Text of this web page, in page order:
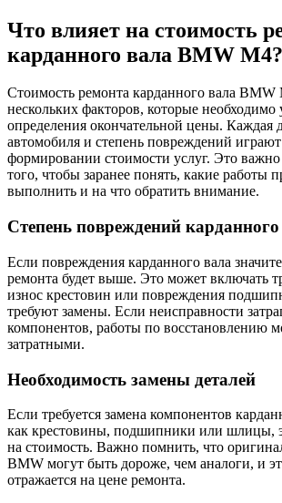
Что влияет на стоимость
карданного вала BMW M4?
Стоимость ремонта карданного вала BMW
нескольких факторов, которые необходимо
определения окончательной цены. Каждая
автомобиля и степень повреждений
формировании стоимости услуг. Это
того, чтобы заранее понять, какие работы
выполнить и на что обратить внимание.
Степень повреждений
Если повреждения карданного вала
ремонта будет выше. Это может включать
износ крестовин или повреждения
требуют замены. Если неисправности
компонентов, работы по восстановлению
затратными.
Необходимость замены деталей
Если требуется замена компонентов
как крестовины, подшипники или шлицы,
на стоимость. Важно помнить, что
BMW могут быть дороже, чем аналоги, и
отражается на цене ремонта.